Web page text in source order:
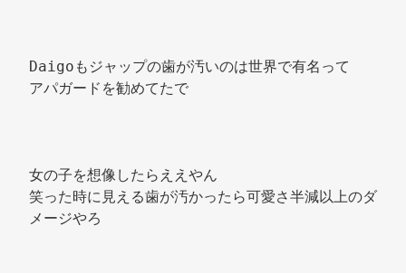
Daigoもジャップの歯が汚いのは世界で有名って
アパガードを勧めてたで
女の子を想像したらええやん
笑った時に見える歯が汚かったら可愛さ半減以上のダ
メージやろ